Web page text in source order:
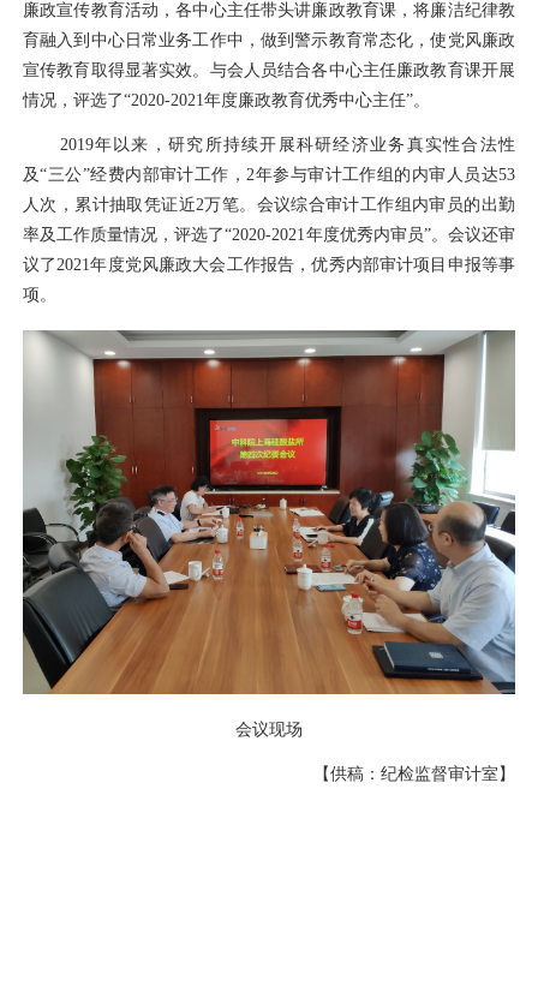
廉政宣传教育活动，各中心主任带头讲廉政教育课，将廉洁纪律教
育融入到中心日常业务工作中，做到警示教育常态化，使党风廉政
宣传教育取得显著实效。与会人员结合各中心主任廉政教育课开展
情况，评选了“2020-2021年度廉政教育优秀中心主任”。
2019年以来，研究所持续开展科研经济业务真实性合法性
及“三公”经费内部审计工作，2年参与审计工作组的内审人员达53
人次，累计抽取凭证近2万笔。会议综合审计工作组内审员的出勤
率及工作质量情况，评选了“2020-2021年度优秀内审员”。会议还审
议了2021年度党风廉政大会工作报告，优秀内部审计项目申报等事
项。
会议现场
【供稿：纪检监督审计室】